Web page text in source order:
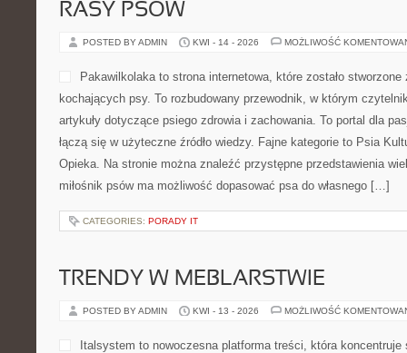
RASY PSÓW
POSTED BY ADMIN KWI - 14 - 2026 MOŻLIWOŚĆ
Pakawilkolaka to strona internetowa, które zostało
kochających psy. To rozbudowany przewodnik, w którym
artykuły dotyczące psiego zdrowia i zachowania. To portal dla
łączą się w użyteczne źródło wiedzy. Fajne kategorie to Psia
Opieka. Na stronie można znaleźć przystępne przedstawienia
miłośnik psów ma możliwość dopasować psa do własnego […]
CATEGORIES: PORADY IT
TRENDY W MEBLARSTWIE
POSTED BY ADMIN KWI - 13 - 2026 MOŻLIWOŚĆ
Italsystem to nowoczesna platforma treści, która